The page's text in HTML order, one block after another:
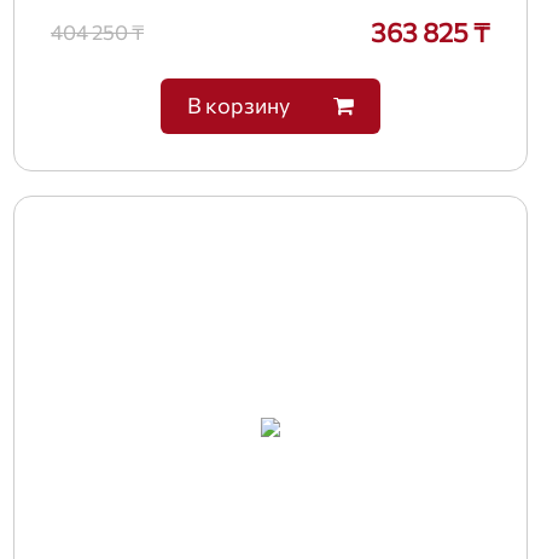
404 250 ₸ 363 825 ₸
В корзину